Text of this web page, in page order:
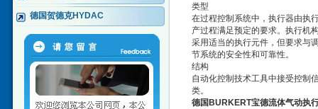
德国贺德克HYDAC
类型
在过程控制系统中，执行器由执
产过程满足预定的要求。执行机
采用适当的执行元件，但要求与
节系统的安全性和可靠性。
结构
自动化控制技术工具中接受控制
类。
德国BURKERT宝德流体气动执